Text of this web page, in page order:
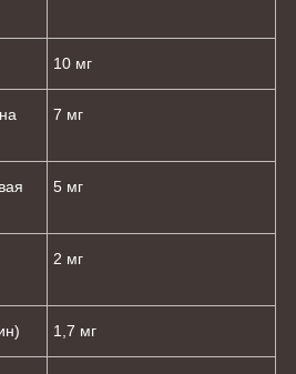
10 мг
7 мг
5 мг
2 мг
1,7 мг